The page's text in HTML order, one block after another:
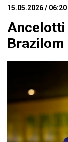
15.05.2026 /
Ancelotti
Brazilom